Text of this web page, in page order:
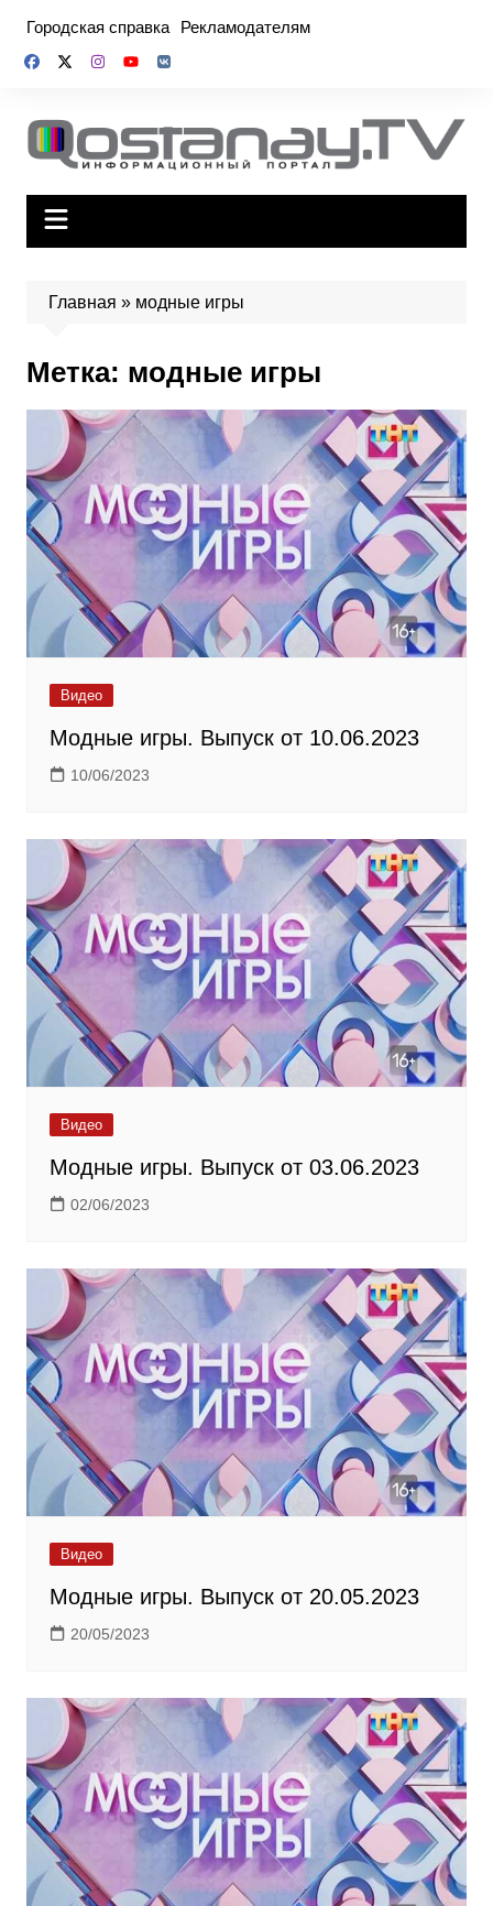
содержимому
Городская справка Рекламодателям
Главная » модные игры
Метка: модные игры
Видео
Модные игры. Выпуск от 10.06.2023
10/06/2023
Видео
Модные игры. Выпуск от 03.06.2023
02/06/2023
Видео
Модные игры. Выпуск от 20.05.2023
20/05/2023